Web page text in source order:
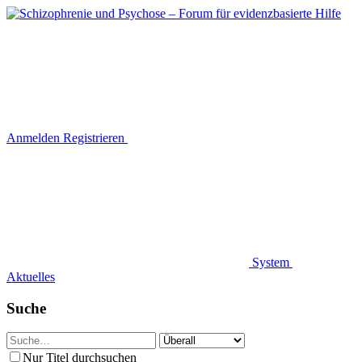
Anmelden Registrieren
System
Aktuelles
Suche
Nur Titel durchsuchen